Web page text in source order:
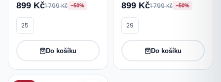
899 Kč1 799 Kč −50%
25
Do košíku
899 Kč1 799 Kč −50%
29
Do košíku